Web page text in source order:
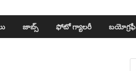
జాబ్స్ ఫోటో గ్యాలరీ బయోగ్రఫీ